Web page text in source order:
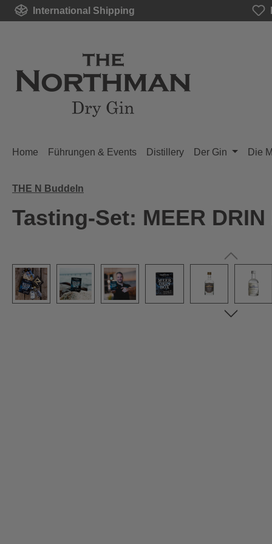
to main content
Skip to search
Skip to main navigation
International Shipping
Home Führungen & Events Distillery Der Gin Die
THE N Buddeln
Tasting-Set: MEER